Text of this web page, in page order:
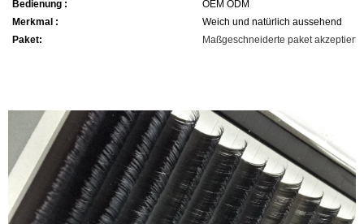
Bedienung :
OEM ODM
Merkmal :
Weich und natürlich aussehend
Paket:
Maßgeschneiderte paket akzeptiert